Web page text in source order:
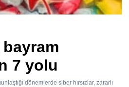
7 yolu
dönemlerde siber hırsızlar, zararlı